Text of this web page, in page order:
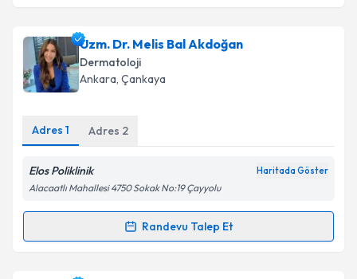
Takvim Talebini Gönder
Prof. Dr. Başak Yalçıniçin randevu takvimi talebi
oluşturun. Size bu uzmandan randevu almanız için bir
takvim hazırlandığında e-posta ile bilgilendireceğiz.
Kişisel verilerimin işlenmesine ilişkin
kapsamda işlenmesini kabul ediyorum.
Uzm. Dr. Melis Bal Akdoğan
Dermatoloji
Ankara, Çankaya
Adres 1 Adres 2
Elos Poliklinik Haritada Göster
Alacaatlı Mahallesi 4750 Sokak No:19 Çayyolu
Randevu Talep Et
Randevu Takvimi Talebi